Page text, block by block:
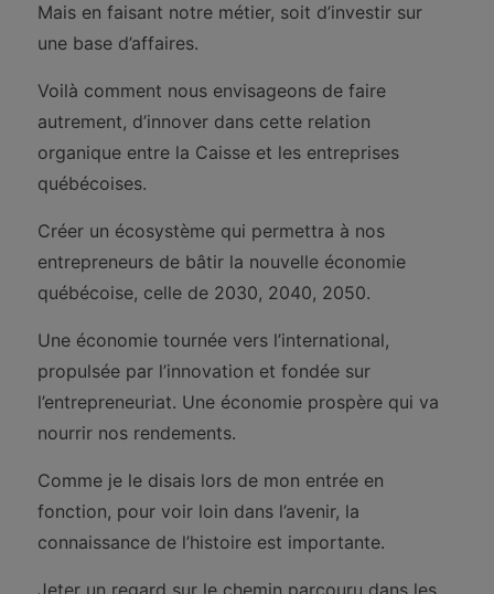
Mais en faisant notre métier, soit d’investir sur
une base d’affaires.
Voilà comment nous envisageons de faire
autrement, d’innover dans cette relation
organique entre la Caisse et les entreprises
québécoises.
Créer un écosystème qui permettra à nos
entrepreneurs de bâtir la nouvelle économie
québécoise, celle de 2030, 2040, 2050.
Une économie tournée vers l’international,
propulsée par l’innovation et fondée sur
l’entrepreneuriat. Une économie prospère qui va
nourrir nos rendements.
Comme je le disais lors de mon entrée en
fonction, pour voir loin dans l’avenir, la
connaissance de l’histoire est importante.
Jeter un regard sur le chemin parcouru dans les